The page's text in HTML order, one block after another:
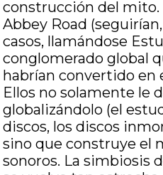
construcción del mito.
Abbey Road
casos, llamándose
conglomerado global
habrían convertido en
Ellos no solamente le
globalizándolo (el
discos, los discos
sino que construye el
sonoros. La simbiosis